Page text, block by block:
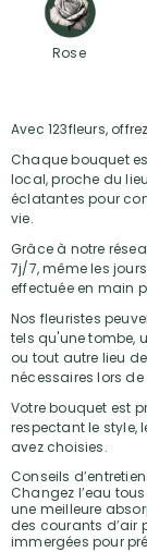
Rose
Avec 123fleurs,
Chaque bouquet
local, proche du
éclatantes pour
vie.
Grâce à notre
7j/7, même les
effectuée en main
Nos fleuristes
tels qu'une tombe,
ou tout autre lieu
nécessaires lors
Votre bouquet est
respectant le style,
avez choisies.
Conseils d’entretien
Changez l’eau
une meilleure
des courants d’air
immergées pour